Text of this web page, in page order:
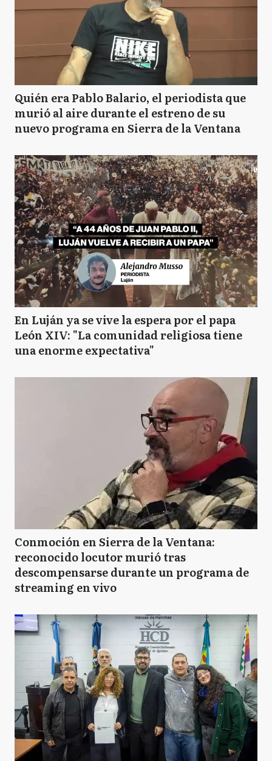
Quién era Pablo Balario, el periodista que
murió al aire durante el estreno de su
nuevo programa en Sierra de la Ventana
En Luján ya se vive la espera por el papa
León XIV: "La comunidad religiosa tiene
una enorme expectativa"
Conmoción en Sierra de la Ventana:
reconocido locutor murió tras
descompensarse durante un programa de
streaming en vivo